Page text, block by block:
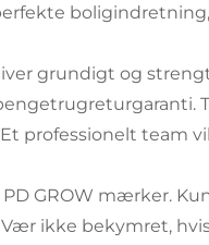
grundigt og
professionelt team
GROW mærker.
ikke bekymret,